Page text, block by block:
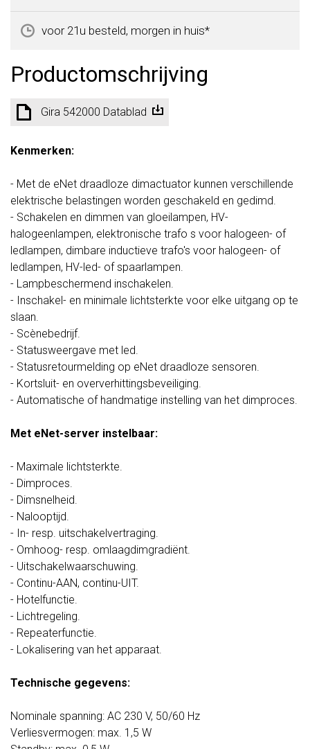
voor 21u besteld, morgen in huis*
Productomschrijving
Gira 542000 Datablad
Kenmerken:
- Met de eNet draadloze dimactuator kunnen verschillende
elektrische belastingen worden geschakeld en gedimd.
- Schakelen en dimmen van gloeilampen, HV-
halogeenlampen, elektronische trafo s voor halogeen- of
ledlampen, dimbare inductieve trafo's voor halogeen- of
ledlampen, HV-led- of spaarlampen.
- Lampbeschermend inschakelen.
- Inschakel- en minimale lichtsterkte voor elke uitgang op te
slaan.
- Scènebedrijf.
- Statusweergave met led.
- Statusretourmelding op eNet draadloze sensoren.
- Kortsluit- en oververhittingsbeveiliging.
- Automatische of handmatige instelling van het dimproces.
Met eNet-server instelbaar:
- Maximale lichtsterkte.
- Dimproces.
- Dimsnelheid.
- Nalooptijd.
- In- resp. uitschakelvertraging.
- Omhoog- resp. omlaagdimgradiënt.
- Uitschakelwaarschuwing.
- Continu-AAN, continu-UIT.
- Hotelfunctie.
- Lichtregeling.
- Repeaterfunctie.
- Lokalisering van het apparaat.
Technische gegevens:
Nominale spanning: AC 230 V, 50/60 Hz
Verliesvermogen: max. 1,5 W